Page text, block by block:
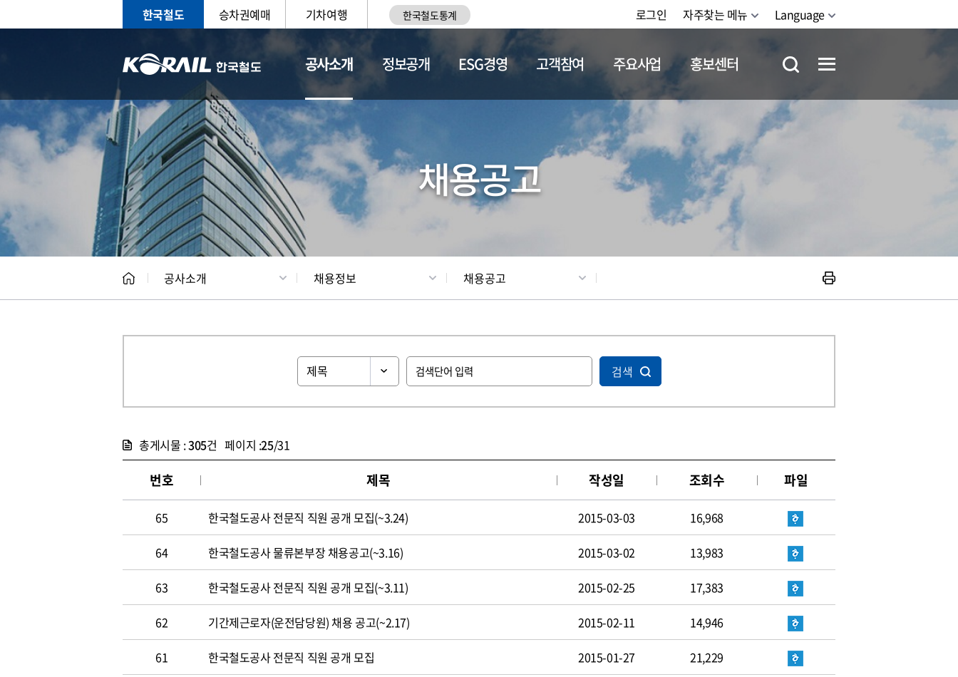
한국철도 승차권예매 기차여행 한국철도통계 로그인 자주찾는 메뉴 Language
공사소개
CEO 일반현황 채용정보
정보공개 ESG경영 고객참여 주요사업 홍보센터
채용공고
공사소개 채용정보 채용공고
검색
총게시물 :305건 페이지 :25/31
번호 제목 작성일 조회수 파일
65 한국철도공사 전문직 직원 공개 모집(~3.24) 2015-03-03 16,968
64 한국철도공사 물류본부장 채용공고(~3.16) 2015-03-02 13,983
63 한국철도공사 전문직 직원 공개 모집(~3.11) 2015-02-25 17,383
62 기간제근로자(운전담당원) 채용 공고(~2.17) 2015-02-11 14,946
61 한국철도공사 전문직 직원 공개 모집 2015-01-27 21,229